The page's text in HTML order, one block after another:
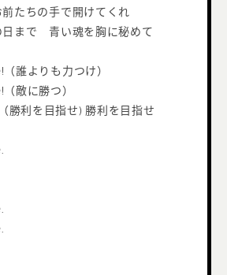
たちの手で開けてくれ
日まで 青い魂を胸に秘めて
（誰よりも力つけ）
（敵に勝つ）
勝利を目指せ) 勝利を目指せ